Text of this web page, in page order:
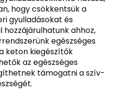
hogy csökkentsük a
gyulladásokat és
hozzájárulhatunk ahhoz,
egészséges
keton kiegészítők
az egészséges
támogatni a szív-